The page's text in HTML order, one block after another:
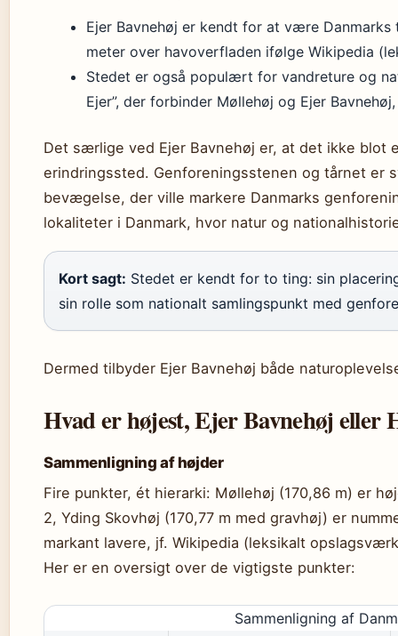
Ejer Bavnehøj er kendt for at være
meter over havoverfladen ifølge Wikipedia
Stedet er også populært for vandreture og
Ejer”, der forbinder Møllehøj og Ejer
Det særlige ved Ejer Bavnehøj er, at det ikke blot
erindringssted. Genforeningsstenen og tårnet er
bevægelse, der ville markere Danmarks
lokaliteter i Danmark, hvor natur og
Kort sagt: Stedet er kendt for to ting: sin
sin rolle som nationalt samlingspunkt med
Dermed tilbyder Ejer Bavnehøj både
Hvad er højest, Ejer Bavnehøj eller
Sammenligning af højder
Fire punkter, ét hierarki: Møllehøj (170,86 m) er
2, Yding Skovhøj (170,77 m med gravhøj) er
markant lavere, jf. Wikipedia (leksikalt
Her er en oversigt over de vigtigste punkter:
Sammenligning af